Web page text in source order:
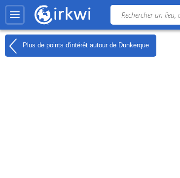
Plus de points d'intérêt autour de Dunkerque